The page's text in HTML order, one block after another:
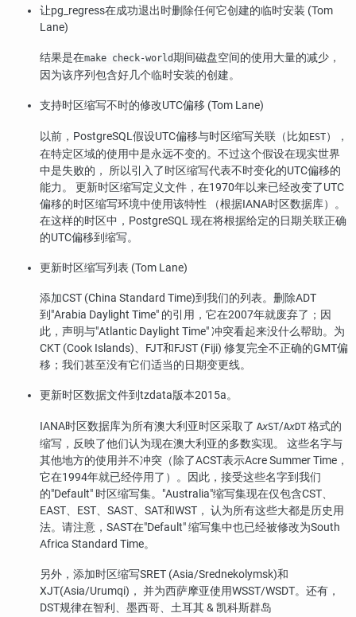
让pg_regress在成功退出时删除任何它创建的临时安装 (Tom
Lane)
结果是在make check-world期间磁盘空间的使用大量的减少，
因为该序列包含好几个临时安装的创建。
支持时区缩写不时的修改UTC偏移 (Tom Lane)
以前， PostgreSQL假设UTC偏移与时区缩写关联（比如EST），
在特定区域的使用中是永远不变的。不过这个假设在现实世界
中是失败的， 所以引入了时区缩写代表不时变化的UTC偏移的
能力。 更新时区缩写定义文件，在1970年以来已经改变了UTC
偏移的时区缩写环境中使用该特性 （根据IANA时区数据库）。
在这样的时区中， PostgreSQL现在将根据给定的日期关联正确
的UTC偏移到缩写。
更新时区缩写列表 (Tom Lane)
添加CST (China Standard Time)到我们的列表。删除ADT
到 "Arabia Daylight Time" 的引用，它在2007年就废弃了；因
此，声明与"Atlantic Daylight Time"冲突看起来没什么帮助。为
CKT (Cook Islands)、FJT和FJST (Fiji) 修复完全不正确的GMT偏
移；我们甚至没有它们适当的日期变更线。
更新时区数据文件到tzdata版本2015a。
IANA时区数据库为所有澳大利亚时区采取了 AxST/AxDT 格式的
缩写，反映了他们认为现在澳大利亚的多数实现。 这些名字与
其他地方的使用并不冲突（除了ACST表示Acre Summer Time，
它在1994年就已经停用了）。因此，接受这些名字到我们
的"Default" 时区缩写集。 "Australia"缩写集现在仅包含CST、
EAST、EST、SAST、SAT和WST， 认为所有这些大都是历史用
法。请注意，SAST在"Default"缩写集中也已经被修改为South
Africa Standard Time。
另外，添加时区缩写SRET (Asia/Srednekolymsk)和
XJT(Asia/Urumqi)， 并为西萨摩亚使用WSST/WSDT。还有，
DST规律在智利、墨西哥、土耳其 & 凯科斯群岛